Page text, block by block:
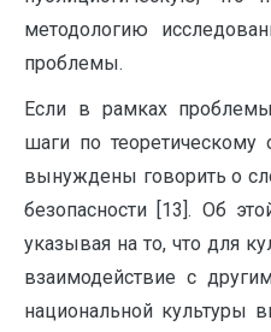
методологию
проблемы.
Если в рамках проблемы
шаги по
вынуждены говорить о
безопасности [13]. Об
указывая на то, что для
взаимодействие с
национальной культуры